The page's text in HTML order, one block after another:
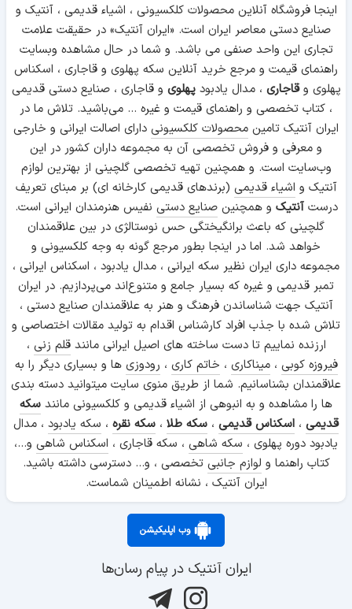
اینجا فروشگاه آنلاین محصولات کلکسیونی ، اشیاء قدیمی ، آنتیک و
صنایع دستی معاصر ایران است. «ایران آنتیک» در حقیقت علامت
تجاری این واحد صنفی می باشد. و شما در حال مشاهده وبسایت
راهنمای قیمت و مرجع خرید آنلاین سکه پهلوی و قاجاری ، اسکناس
پهلوی وقاجاری ، مدال یادبودپهلوی و قاجاری ، صنایع دستی قدیمی
، کتاب تخصصی و راهنمای قیمت و غیره ... می‌باشید. تلاش ما در
ایران آنتیک تامین محصولات کلکسیونی دارای اصالت ایرانی و خارجی
و معرفی و فروش تخصصی آن به مجموعه داران کشور در این
وب‌سایت است. و همچنین تهیه تخصصی گلچینی از بهترین لوازم
آنتیک و اشیاء قدیمی (برندهای قدیمی کارخانه ای) بر مبنای تعریف
درستآنتیک و همچنینصنایع دستی نفیس هنرمندان ایرانی است.
گلچینی که باعث برانگیختگی حس نوستالژی در بین علاقمندان
خواهد شد. اما در اینجا بطور مرجع گونه به وجه کلکسیونی و
مجموعه داری ایران نظیر سکه ایرانی ، مدال یادبود ، اسکناس ایرانی ،
تمبر قدیمی و غیره که بسیار جامع و متنوع‌اند می‌پردازیم. در ایران
آنتیک جهت شناساندن فرهنگ و هنر به علاقمندان صنایع دستی ،
تلاش شده با جذب افراد کارشناس اقدام به تولید مقالات اختصاصی و
ارزنده نماییم تا دست ساخته های اصیل ایرانی مانندقلم زنی ،
فیروزه کوبی ،میناکاری ، خاتم کاری ، رودوزی ها و بسیاری دیگر را به
علاقمندان بشناسانیم. شما از طریق منوی سایت میتوانید دسته بندی
ها را مشاهده و به انبوهی از اشیاء قدیمی و کلکسیونی مانند سکه
قدیمی ، اسکناس قدیمی ، سکه طلا ، سکه نقره ، سکه یادبود ، مدال
یادبود دوره پهلوی ، سکه شاهی ، سکه قاجاری ، اسکناس شاهی و...،
کتاب راهنما و لوازم جانبی تخصصی ، و... دسترسی داشته باشید.
ایران آنتیک ، نشانه اطمینان شماست.
وب اپلیکیشن
ایران آنتیک در پیام رسان‌ها